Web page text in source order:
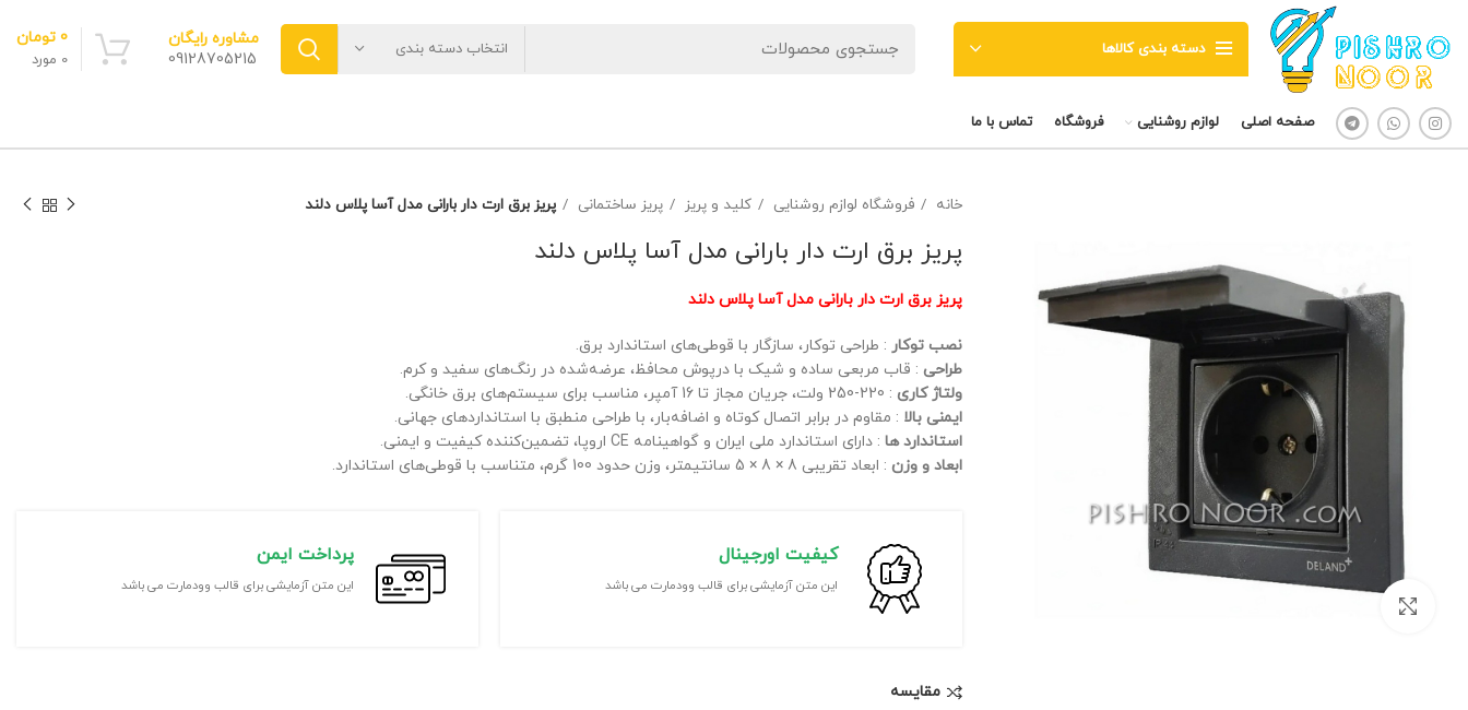
دسته بندی کالاها انتخاب دسته بندی
مشاوره رایگان
09128705215
0 مورد
0 تومان
صفحه اصلی لوازم روشنایی فروشگاه تماس با ما
خانه فروشگاه لوازم روشنایی کلید و پریز پریز ساختمانی پریز برق ارت دار بارانی مدل آسا پلاس دلند
پریز برق ارت دار بارانی مدل آسا پلاس دلند
پریز برق ارت دار بارانی مدل آسا پلاس دلند
نصب توکار : طراحی توکار، سازگار با قوطی‌های استاندارد برق.
طراحی : قاب مربعی ساده و شیک با درپوش محافظ، عرضه‌شده در رنگ‌های سفید و کرم.
ولتاژ کاری : 220-250 ولت، جریان مجاز تا 16 آمپر، مناسب برای سیستم‌های برق خانگی.
ایمنی بالا : مقاوم در برابر اتصال کوتاه و اضافه‌بار، با طراحی منطبق با استانداردهای جهانی.
استاندارد ها : دارای استاندارد ملی ایران و گواهینامه CE اروپا، تضمین‌کننده کیفیت و ایمنی.
ابعاد و وزن : ابعاد تقریبی 8 × 8 × 5 سانتیمتر، وزن حدود 100 گرم، متناسب با قوطی‌های استاندارد.
کیفیت اورجینال
این متن آزمایشی برای قالب وودمارت می باشد
پرداخت ایمن
این متن آزمایشی برای قالب وودمارت می باشد
مقايسه